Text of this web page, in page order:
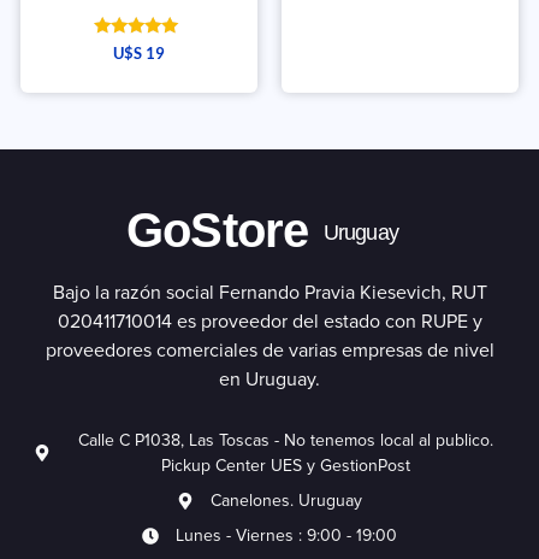
Valorado
con
de 5
U$S 19
GoStore Uruguay
Bajo la razón social Fernando Pravia Kiesevich, RUT
020411710014 es proveedor del estado con RUPE y
proveedores comerciales de varias empresas de nivel
en Uruguay.
Calle C P1038, Las Toscas - No tenemos local al publico.
Pickup Center UES y GestionPost
Canelones. Uruguay
Lunes - Viernes : 9:00 - 19:00